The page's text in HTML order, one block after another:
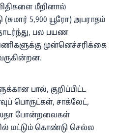
மீறினால்
5,900 யூரோ) அபராதம்
பல பயண
முன்னெச்சரிக்கை
பால், குறிப்பிட்ட
பொருட்கள், சாக்லேட்,
போன்றவைகள்
மட்டும் கொண்டு செல்ல